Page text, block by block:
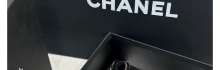
オ
2026春の新作続々更新中！期間中のご注文でお得な割引をご利用いただ
新作入荷！ルイ・ヴィトンスーパーコピー バッグ最新モデルが登場。